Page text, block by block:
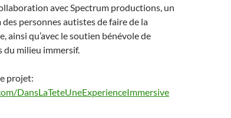
avec Spectrum productions, un
personnes autistes de faire de la
ainsi qu’avec le soutien bénévole de
du milieu immersif.
projet:
DansLaTeteUneExperienceImmersive